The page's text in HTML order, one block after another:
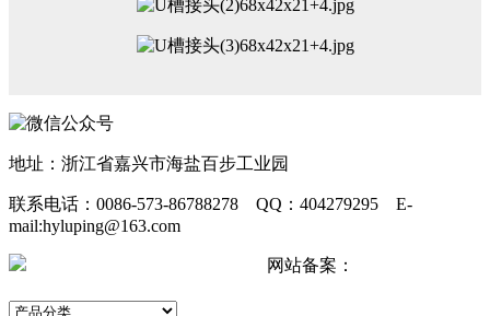
地址：浙江省嘉兴市海盐百步工业园
联系电话：0086-573-86788278 QQ：404279295 E-
mail:hyluping@163.com
网站备案：